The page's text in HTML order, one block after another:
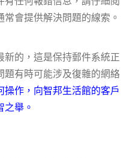
會提供解決問題的線索。
的，這是保持郵件系統正
題有時可能涉及復雜的網絡
操作，向智邦生活館的客戶
舉。